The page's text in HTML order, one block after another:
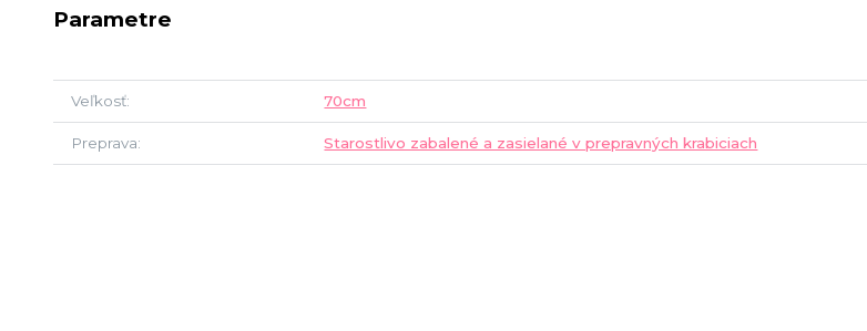
Parametre
Veľkosť 70cm
Preprava Starostlivo zabalené a zasielané v prepravných krabiciach